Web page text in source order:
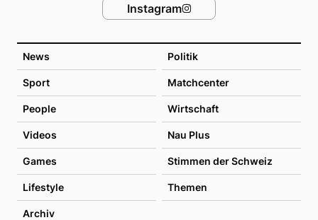
News Politik
Sport Matchcenter
People Wirtschaft
Videos Nau Plus
Games Stimmen der Schweiz
Lifestyle Themen
Archiv
Instagram